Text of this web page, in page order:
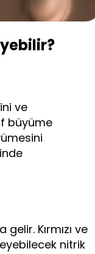
ve
büyüme
Kırmızı ve
nitrik